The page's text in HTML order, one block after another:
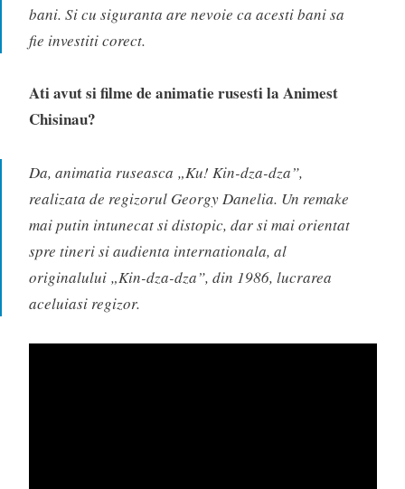
bani. Si cu siguranta are nevoie ca acesti bani sa
fie investiti corect.
Ati avut si filme de animatie rusesti la Animest
Chisinau?
Da, animatia ruseasca „Ku! Kin-dza-dza”,
realizata de regizorul Georgy Danelia. Un remake
mai putin intunecat si distopic, dar si mai orientat
spre tineri si audienta internationala, al
originalului „Kin-dza-dza”, din 1986, lucrarea
aceluiasi regizor.